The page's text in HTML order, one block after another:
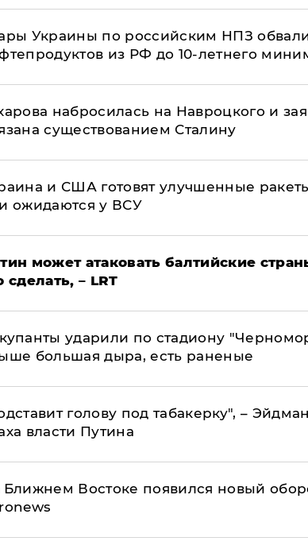
Украины по российским НПЗ
из РФ до 10-летнего
набросилась на Навроцкого и
существованием Сталину
и США готовят улучшенные
ожидаются у ВСУ
может атаковать балтийские
сделать, – LRT
ударили по стадиону
большая дыра, есть раненые
голову под табакерку", –
власти Путина
Ближнем Востоке появился новый